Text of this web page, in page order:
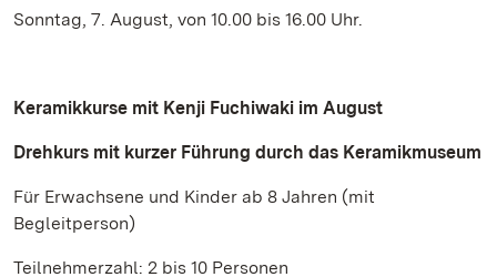
Sonntag, 7. August, von 10.00 bis 16.00 Uhr.
Keramikkurse mit Kenji Fuchiwaki im August
Drehkurs mit kurzer Führung durch das Keramikmuseum
Für Erwachsene und Kinder ab 8 Jahren (mit
Begleitperson)
Teilnehmerzahl: 2 bis 10 Personen